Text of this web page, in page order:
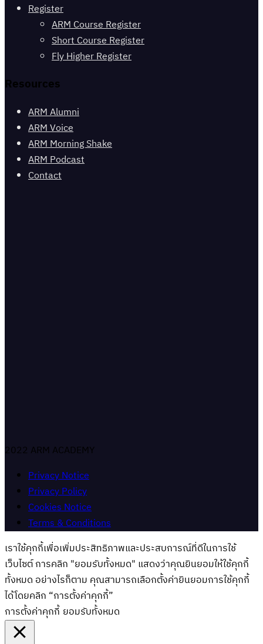
Register
ARM Course Register
Short Course Register
Fly Higher Register
Resources
ARM Alumni
ARM Voice
ARM Morning Shake
ARM Podcast
Contact
2022 ARM ACADEMY
Privacy Notice
Privacy Policy
Cookies Notice
Terms & Conditions
เราใช้คุกกี้เพื่อเพิ่มประสิทธิภาพและประสบการณ์ที่ดีในการใช้
เว็บไซต์ การคลิก "ยอมรับทั้งหมด" แสดงว่าคุณยินยอมให้ใช้คุกกี้
ทั้งหมด อย่างไรก็ตาม คุณสามารถเลือกตั้งค่ายินยอมการใช้คุกกี้
ได้โดยคลิก “การตั้งค่าคุกกี้”
การตั้งค่าคุกกี้ ยอมรับทั้งหมด